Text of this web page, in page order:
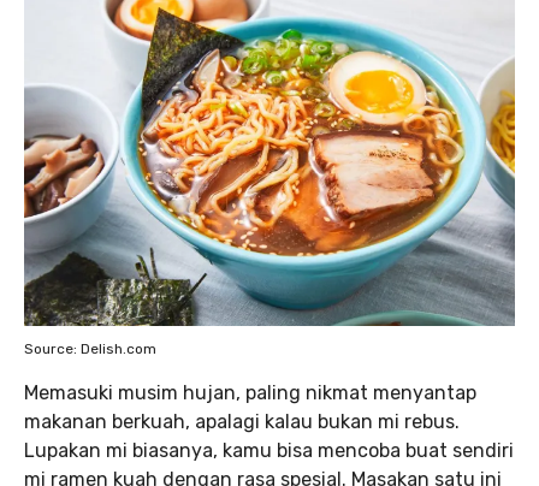
Source: Delish.com
Memasuki musim hujan, paling nikmat menyantap
makanan berkuah, apalagi kalau bukan mi rebus.
Lupakan mi biasanya, kamu bisa mencoba buat sendiri
mi ramen kuah dengan rasa spesial. Masakan satu ini